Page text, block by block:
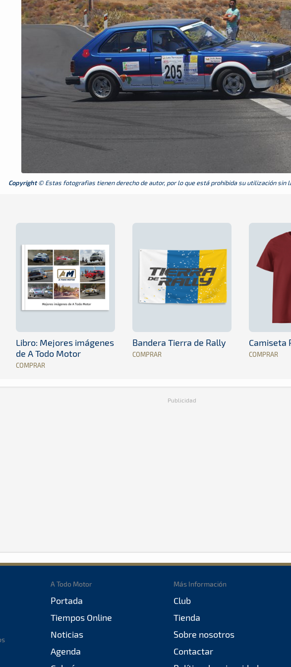
Copyright© Estas fotografias tienen derecho de autor, por lo que está prohibida su utilización sin
Libro: Mejores imágenes
de A Todo Motor
COMPRAR
Bandera Tierra de Rally
COMPRAR
Camiseta
COMPRAR
Publicidad
A Todo Motor
Portada
Tiempos Online
Noticias
Agenda
Más Información
Club
Tienda
Sobre nosotros
Contactar